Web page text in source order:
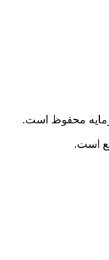
محفوظ است.
است.